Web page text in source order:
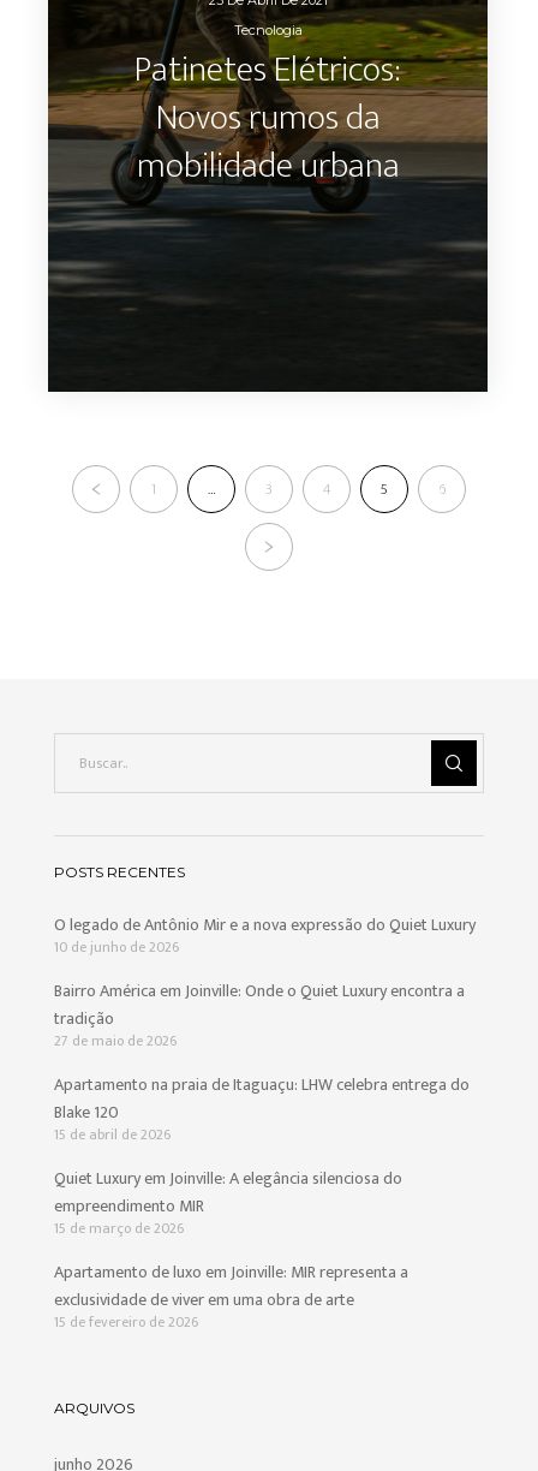
Tecnologia
Patinetes Elétricos:
Novos rumos da
mobilidade urbana
1 … 3 4 5 6
POSTS RECENTES
O legado de Antônio Mir e a nova expressão do Quiet Luxury
10 de junho de 2026
Bairro América em Joinville: Onde o Quiet Luxury encontra a
tradição
27 de maio de 2026
Apartamento na praia de Itaguaçu: LHW celebra entrega do
Blake 120
15 de abril de 2026
Quiet Luxury em Joinville: A elegância silenciosa do
empreendimento MIR
15 de março de 2026
Apartamento de luxo em Joinville: MIR representa a
exclusividade de viver em uma obra de arte
15 de fevereiro de 2026
ARQUIVOS
junho 2026